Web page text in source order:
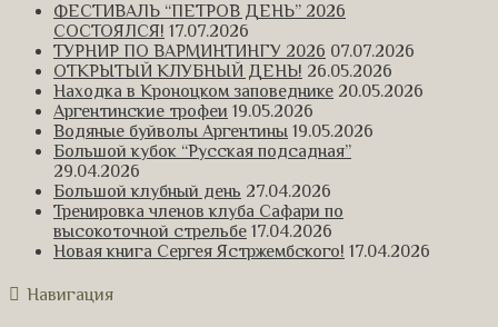
ФЕСТИВАЛЬ “ПЕТРОВ ДЕНЬ” 2026
СОСТОЯЛСЯ! 17.07.2026
ТУРНИР ПО ВАРМИНТИНГУ 2026 07.07.2026
ОТКРЫТЫЙ КЛУБНЫЙ ДЕНЬ! 26.05.2026
Находка в Кроноцком заповеднике 20.05.2026
Аргентинские трофеи 19.05.2026
Водяные буйволы Аргентины 19.05.2026
Большой кубок “Русская подсадная”
29.04.2026
Большой клубный день 27.04.2026
Тренировка членов клуба Сафари по
высокоточной стрельбе 17.04.2026
Новая книга Сергея Ястржембского! 17.04.2026
Навигация